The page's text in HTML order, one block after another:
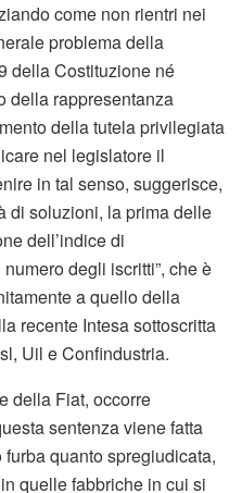
come non rientri nei
problema della
della Costituzione né
della rappresentanza
della tutela privilegiata
nel legislatore il
in tal senso, suggerisce,
di soluzioni, la prima delle
dell’indice di
degli iscritti”, che è
a quello della
recente Intesa sottoscritta
Uil e Confindustria.
della Fiat, occorre
sentenza viene fatta
quanto spregiudicata,
quelle fabbriche in cui si